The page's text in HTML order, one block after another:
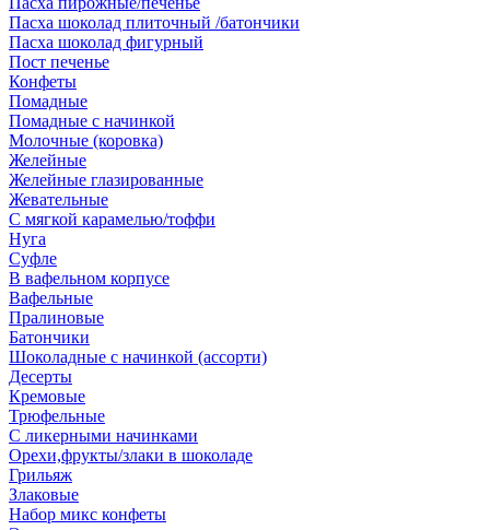
Пасха шоколад плиточный /батончики
Пасха шоколад фигурный
Пост печенье
Конфеты
Помадные
Помадные с начинкой
Молочные (коровка)
Желейные
Желейные глазированные
Жевательные
С мягкой карамелью/тоффи
Нуга
Суфле
В вафельном корпусе
Вафельные
Пралиновые
Батончики
Шоколадные с начинкой (ассорти)
Десерты
Кремовые
Трюфельные
С ликерными начинками
Орехи,фрукты/злаки в шоколаде
Грильяж
Злаковые
Набор микс конфеты